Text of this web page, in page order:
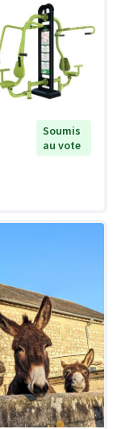
Soumis
au vote